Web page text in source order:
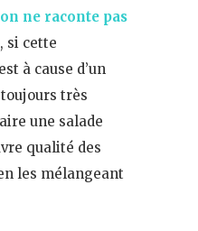
on ne raconte pas
si cette
à cause d’un
très
une salade
qualité des
les mélangeant